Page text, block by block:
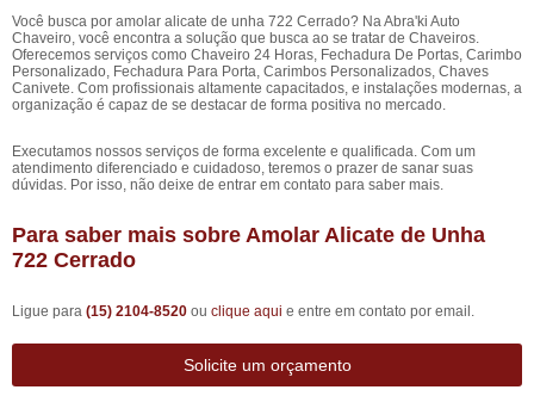
Você busca por amolar alicate de unha 722 Cerrado? Na Abra'ki Auto
Chaveiro, você encontra a solução que busca ao se tratar de Chaveiros.
Oferecemos serviços como Chaveiro 24 Horas, Fechadura De Portas, Carimbo
Personalizado, Fechadura Para Porta, Carimbos Personalizados, Chaves
Canivete. Com profissionais altamente capacitados, e instalações modernas, a
organização é capaz de se destacar de forma positiva no mercado.
Executamos nossos serviços de forma excelente e qualificada. Com um
atendimento diferenciado e cuidadoso, teremos o prazer de sanar suas
dúvidas. Por isso, não deixe de entrar em contato para saber mais.
Para saber mais sobre Amolar Alicate de Unha
722 Cerrado
Ligue para (15) 2104-8520 ou clique aqui e entre em contato por email.
Solicite um orçamento